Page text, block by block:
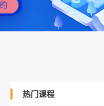
热门课程